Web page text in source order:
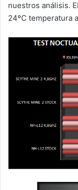
nuestros análisis.
24ºC temperatura